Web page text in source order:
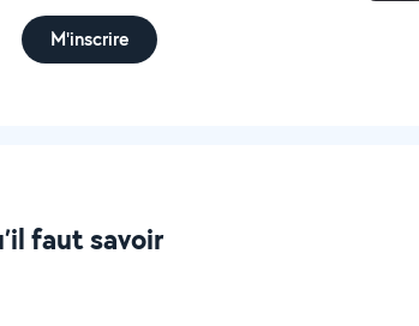
M'inscrire
faut savoir